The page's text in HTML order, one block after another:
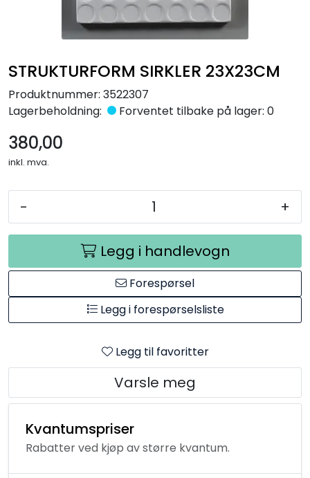
STRUKTURFORM SIRKLER 23X23CM
Produktnummer: 3522307
Lagerbeholdning:
Forventet tilbake på lager: 0
380,00
inkl. mva.
- +
Legg i handlevogn
Forespørsel
Legg i forespørselsliste
Legg til favoritter
Varsle meg
Kvantumspriser
Rabatter ved kjøp av større kvantum.
Råmaterialer
Dekaler
Bøker